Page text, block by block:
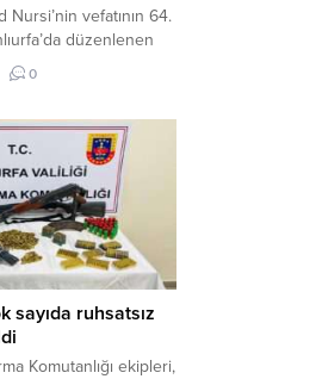
Nursi’nin vefatının 64.
düzenlenen
manevi ve
Risale-i Nur
Kültür Merkezi’nde
Vicdan,
başlıklı panel,
hukuk vurgularıyla
oldu. Haber
Eğitim Kültür ve
0
sayıda ruhsatsız
Komutanlığı ekipleri,